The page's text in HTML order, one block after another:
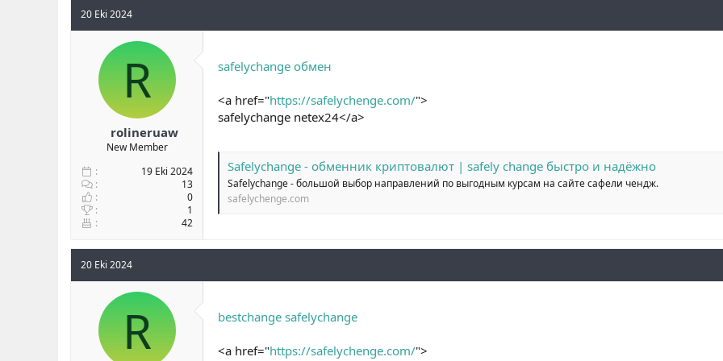
20 Eki 2024
R
rolineruaw
New Member
19 Eki 2024
13
0
1
42
safelychange обмен
<a href="https://safelychenge.com/">
safelychange netex24</a>
Safelychange - обменник криптовалют | safely change быстро и надёжно
Safelychange - большой выбор направлений по выгодным курсам на сайте сафели чендж.
safelychenge.com
20 Eki 2024
R bestchange safelychange
<a href="https://safelychenge.com/">